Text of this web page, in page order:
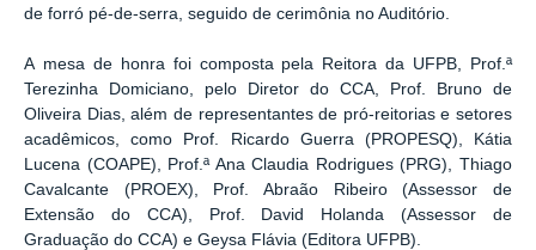
de forró pé-de-serra, seguido de cerimônia no Auditório.
A mesa de honra foi composta pela
Reitora da UFPB, Prof.ª
Terezinha Domiciano , pelo
Diretor do CCA, Prof. Bruno de
Oliveira Dias, além de representantes de pró-reitorias e setores
acadêmicos, como
Prof. Ricardo Guerra (PROPESQ)
Kátia
Lucena (COAPE)
Prof.ª Ana Claudia Rodrigues (PRG) ,Thiago
Cavalcante (PROEX)
Prof. Abraão Ribeiro (Assessor de
Extensão do CCA)
Prof. David Holanda (Assessor de
Graduação do CCA) e Geysa Flávia (Editora UFPB)